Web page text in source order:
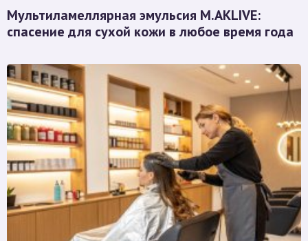
Мультиламеллярная эмульсия M.AKLIVE:
спасение для сухой кожи в любое время года